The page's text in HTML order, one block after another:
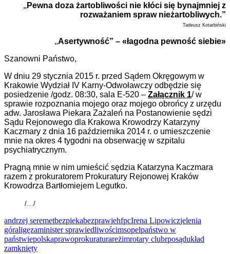
„Pewna doza żartobliwości nie kłóci się bynajmniej z
rozważaniem spraw nieżartobliwych.”
Tadeusz Kotarbiński
„Asertywność” – «łagodna pewność siebie»
Szanowni Państwo,
W dniu 29 stycznia 2015 r. przed Sądem Okręgowym w
Krakowie Wydział IV Karny-Odwoławczy odbędzie się
posiedzenie /godz. 08:30, sala E-520 – Załącznik 1/ w
sprawie rozpoznania mojego oraz mojego obrońcy z urzędu
adw. Jarosława Piekara Zażaleń na Postanowienie sędzi
Sądu Rejonowego dla Krakowa Krowodrzy Katarzyny
Kaczmary z dnia 16 października 2014 r. o umieszczenie
mnie na okres 4 tygodni na obserwację w szpitalu
psychiatrycznym.
Pragną mnie w nim umieścić sędzia Katarzyna Kaczmara
razem z prokuratorem Prokuratury Rejonowej Kraków
Krowodrza Bartłomiejem Legutko.
/…/
andrzej seremetbezpiekabezprawiehfpcIrena Lipowiczjelenia
góraligęzaminister sprawiedliwościmsopelpaństwo w
państwiepolskaprawoprokuraturareżimrotary clubrposądukład
zamknięty